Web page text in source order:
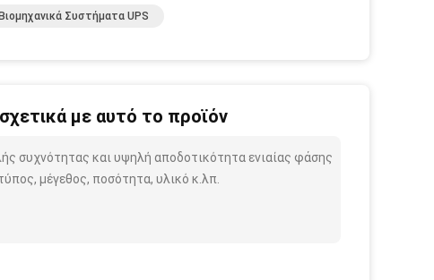
Βιομηχανικά Συστήματα UPS
με αυτό το προϊόν
συχνότητας και υψηλή αποδοτικότητα ενιαίας φάσης
μέγεθος, ποσότητα, υλικό κ.λπ.